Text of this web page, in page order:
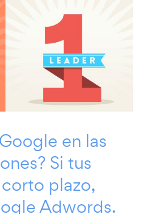
en las
Si tus
plazo,
Adwords.